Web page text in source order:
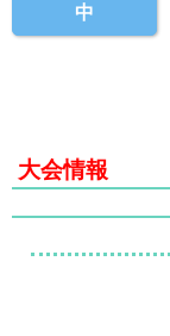
中
大会情報